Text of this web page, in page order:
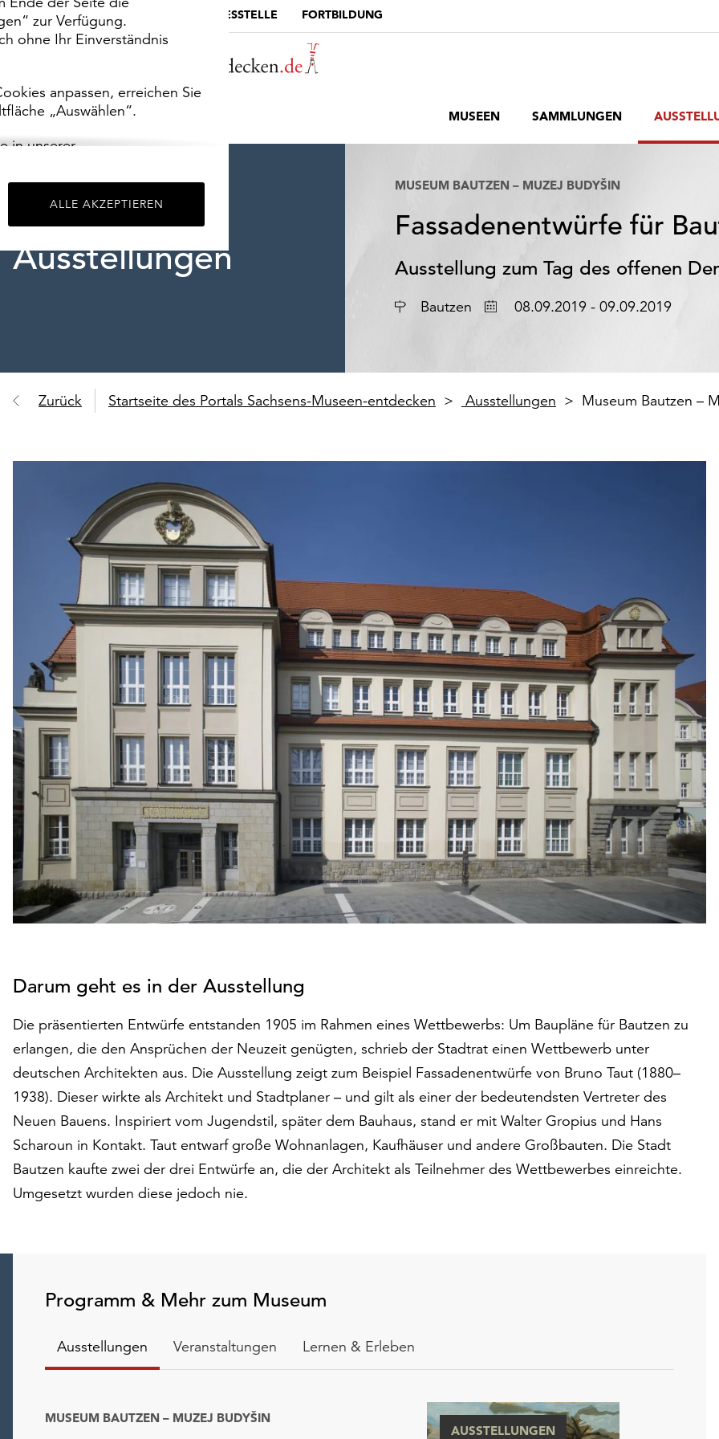
zur Verfügung.
ohne Ihr Einverständnis
anpassen, erreichen Sie
„Auswählen“.
in unserer
ALLE AKZEPTIEREN
MUSEUMSPORTAL DIE LANDESSTELLE FORTBILDUNG
MUSEEN SAMMLUNGEN
Ausstellungen
MUSEUM BAUTZEN – MUZEJ BUDYŠIN
Fassadenentwürfe für
Ausstellung zum Tag des offenen
Ort Bautzen Datum08.09.2019 - 09.09.2019
Zurück Startseite des Portals Sachsens-Museen-entdecken Ausstellungen Museum Bautzen –
Darum geht es in der Ausstellung
Die präsentierten Entwürfe entstanden 1905 im Rahmen eines Wettbewerbs: Um Baupläne für Bautzen zu
erlangen, die den Ansprüchen der Neuzeit genügten, schrieb der Stadtrat einen Wettbewerb unter
deutschen Architekten aus. Die Ausstellung zeigt zum Beispiel Fassadenentwürfe von Bruno Taut (1880–
1938). Dieser wirkte als Architekt und Stadtplaner – und gilt als einer der bedeutendsten Vertreter des
Neuen Bauens. Inspiriert vom Jugendstil, später dem Bauhaus, stand er mit Walter Gropius und Hans
Scharoun in Kontakt. Taut entwarf große Wohnanlagen, Kaufhäuser und andere Großbauten. Die Stadt
Bautzen kaufte zwei der drei Entwürfe an, die der Architekt als Teilnehmer des Wettbewerbes einreichte.
Umgesetzt wurden diese jedoch nie.
Programm & Mehr zum Museum
Ausstellungen Veranstaltungen Lernen & Erleben
MUSEUM BAUTZEN – MUZEJ BUDYŠIN
AUSSTELLUNGEN